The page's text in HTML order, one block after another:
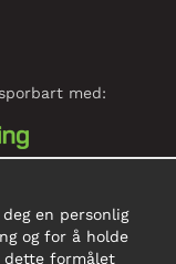
med:
en personlig
og for å holde
dette formålet